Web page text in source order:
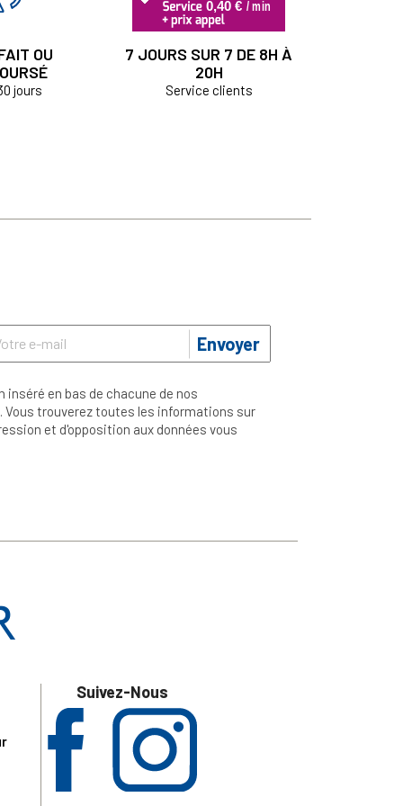
OU
jours
7 JOURS SUR 7 DE 8H À
20H
Service clients
Envoyer
en bas de chacune de nos
trouverez toutes les informations sur
et d'opposition aux données vous
Suivez-Nous